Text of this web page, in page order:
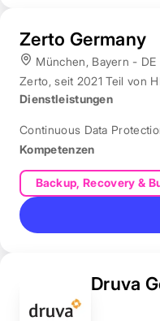
Zerto Germany
München, Bayern - DE
Zerto, seit 2021 Teil von
Dienstleistungen
Continuous Data
Kompetenzen
Backup, Recovery &
Druva